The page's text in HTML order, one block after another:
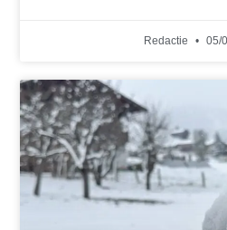
Redactie 05/